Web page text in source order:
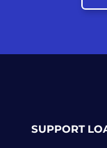
SUPPORT